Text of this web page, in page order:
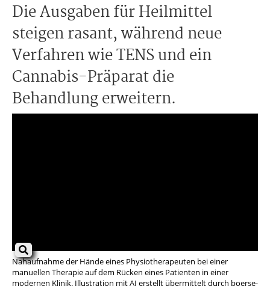
Die Ausgaben für Heilmittel
steigen rasant, während neue
Verfahren wie TENS und ein
Cannabis-Präparat die
Behandlung erweitern.
Nahaufnahme der Hände eines Physiotherapeuten bei einer
manuellen Therapie auf dem Rücken eines Patienten in einer
modernen Klinik. Illustration mit AI erstellt übermittelt durch boerse-